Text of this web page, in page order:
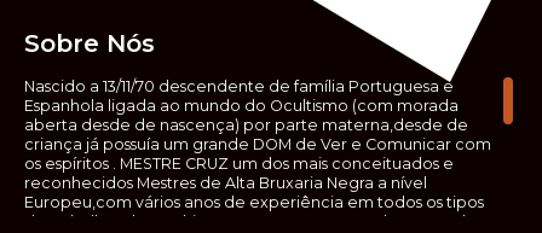
Sobre Nós
Nascido a 13/11/70 descendente de família Portuguesa e
Espanhola ligada ao mundo do Ocultismo (com morada
aberta desde de nascença) por parte materna,desde de
criança já possuía um grande DOM de Ver e Comunicar com
os espíritos . MESTRE CRUZ um dos mais conceituados e
reconhecidos Mestres de Alta Bruxaria Negra a nível
Europeu,com vários anos de experiência em todos os tipos
de trabalhos de Ocultismo. Escreveu os seus saberes ocultos